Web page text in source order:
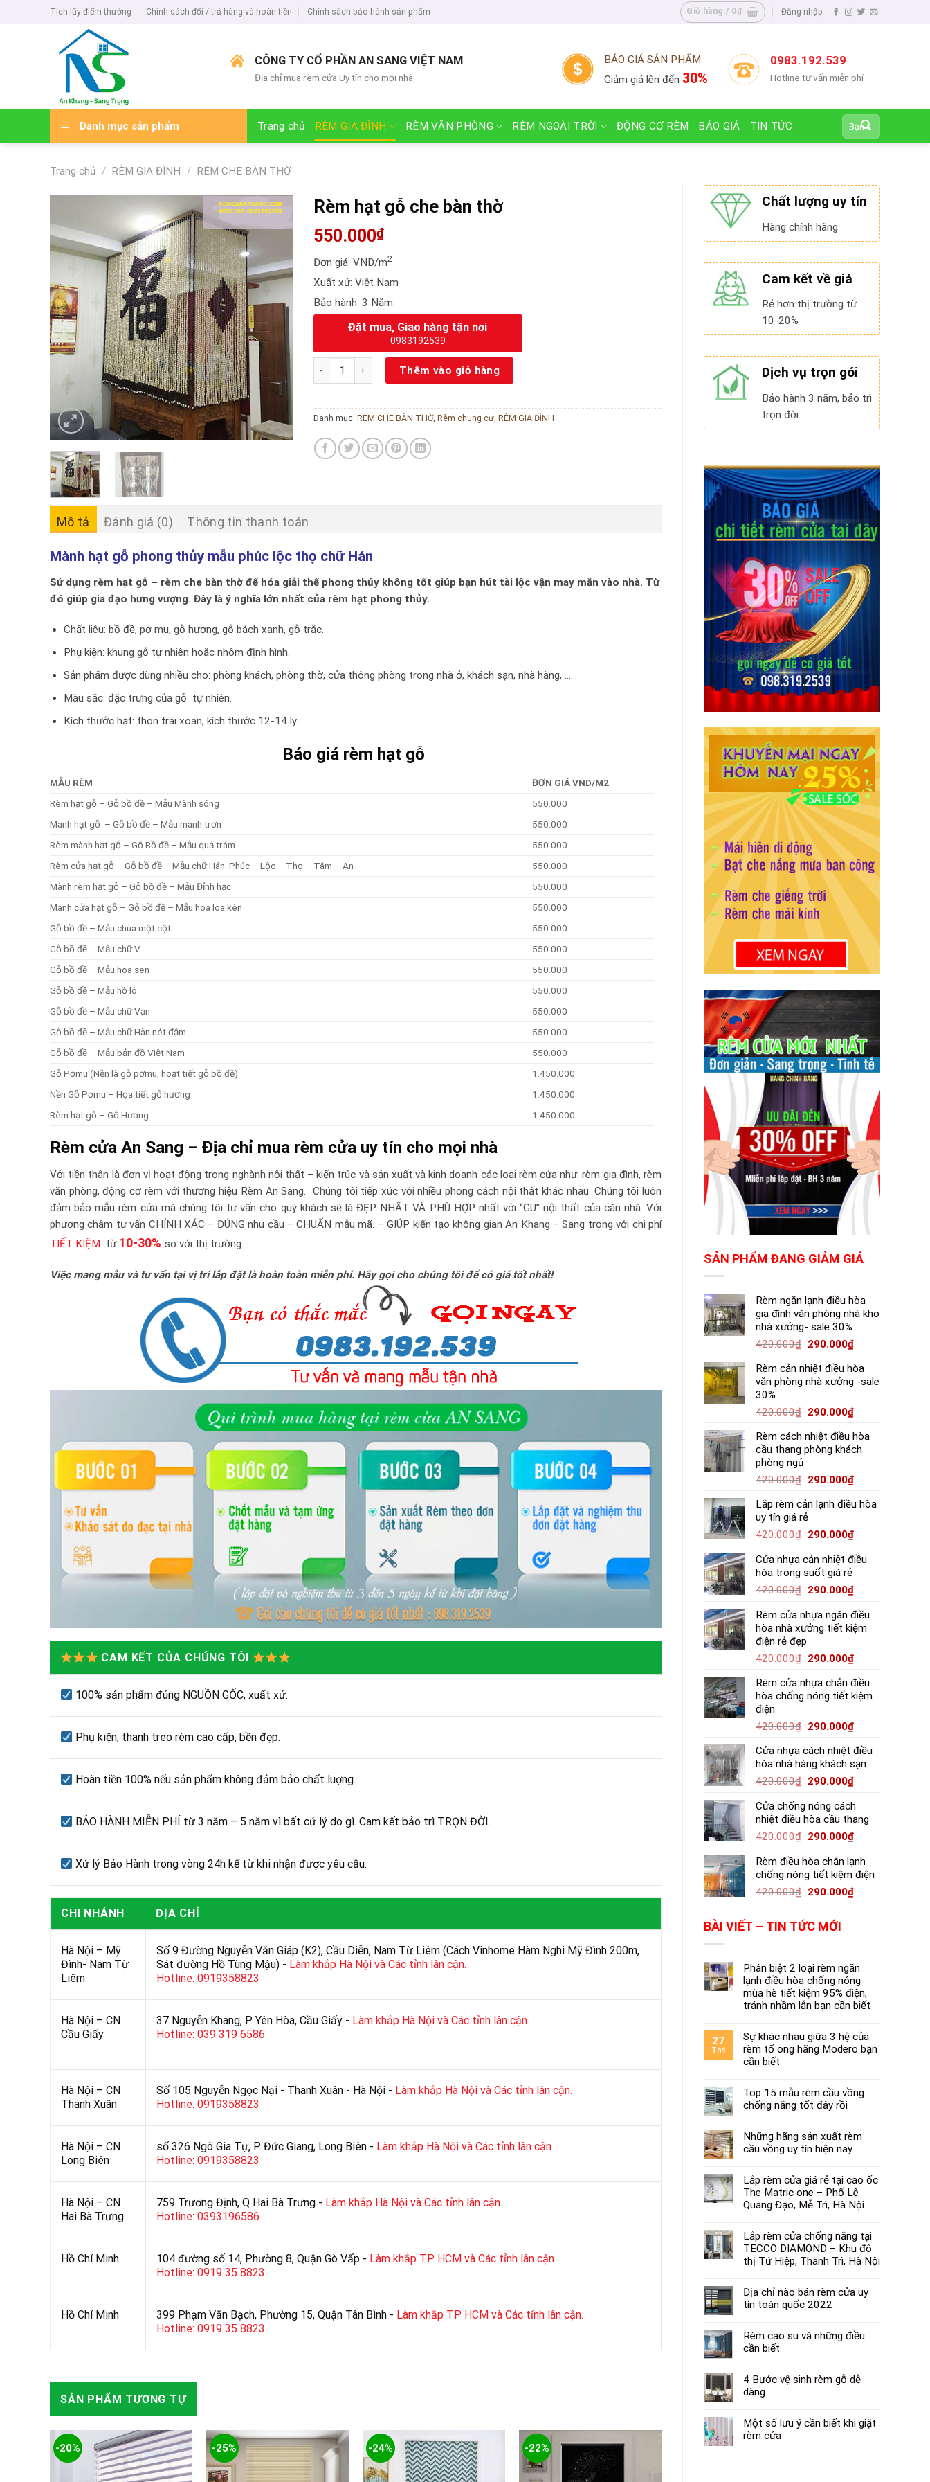
Tích lũy điểm thưởng Chính sách đổi / trả hàng và hoàn tiền Chính sách bảo hành sản phẩm Giỏ hàng / 0₫ Đăng nhập
CÔNG TY CỔ PHẦN AN SANG VIỆT NAM
Địa chỉ mua rèm cửa Uy tín cho mọi nhà.
BÁO GIÁ SẢN PHẨM
Giảm giá lên đến 30%
0983.192.539
Hotline tư vấn miễn phí
Danh mục sản phẩm Trang chủ RÈM GIA ĐÌNH RÈM VĂN PHÒNG RÈM NGOÀI TRỜI ĐỘNG CƠ RÈM BÁO GIÁ TIN TỨC
Tìm
kiếm:
Trang chủ / RÈM GIA ĐÌNH / RÈM CHE BÀN THỜ
Chất lượng uy tín
Hàng chính hãng
Cam kết về giá
Rẻ hơn thị trường từ
10-20%
Dịch vụ trọn gói
Bảo hành 3 năm, bảo trì
trọn đời.
SẢN PHẨM ĐANG GIẢM GIÁ
Rèm ngăn lạnh điều hòa
gia đình văn phòng nhà kho
nhà xưởng- sale 30%
420.000₫ 290.000₫
Rèm cản nhiệt điều hòa
văn phòng nhà xưởng -sale
30%
420.000₫ 290.000₫
Rèm cách nhiệt điều hòa
cầu thang phòng khách
phòng ngủ
420.000₫ 290.000₫
Lắp rèm cản lạnh điều hòa
uy tín giá rẻ
420.000₫ 290.000₫
Cửa nhựa cản nhiệt điều
hòa trong suốt giá rẻ
420.000₫ 290.000₫
Rèm cửa nhựa ngăn điều
hòa nhà xưởng tiết kiệm
điện rẻ đẹp
420.000₫ 290.000₫
Rèm cửa nhựa chắn điều
hòa chống nóng tiết kiệm
điện
420.000₫ 290.000₫
Cửa nhựa cách nhiệt điều
hòa nhà hàng khách sạn
420.000₫ 290.000₫
Cửa chống nóng cách
nhiệt điều hòa cầu thang
420.000₫ 290.000₫
Rèm điều hòa chắn lạnh
chống nóng tiết kiệm điện
420.000₫ 290.000₫
BÀI VIẾT – TIN TỨC MỚI
Phân biệt 2 loại rèm ngăn
lạnh điều hòa chống nóng
mùa hè tiết kiệm 95% điện,
tránh nhầm lẫn bạn cần biết
27
Th4
Sự khác nhau giữa 3 hệ của
rèm tổ ong hãng Modero bạn
cần biết
Top 15 mẫu rèm cầu vồng
chống nắng tốt đây rồi
Những hãng sản xuất rèm
cầu vồng uy tín hiện nay
Lắp rèm cửa giá rẻ tại cao ốc
The Matric one – Phố Lê
Quang Đạo, Mễ Trì, Hà Nội
Lắp rèm cửa chống nắng tại
TECCO DIAMOND – Khu đô
thị Tứ Hiệp, Thanh Trì, Hà Nội
Địa chỉ nào bán rèm cửa uy
tín toàn quốc 2022
Rèm cao su và những điều
cần biết
4 Bước vệ sinh rèm gỗ dễ
dàng
Một số lưu ý cần biết khi giặt
rèm cửa
Rèm hạt gỗ che bàn thờ
550.000₫
Đơn giá: VND/m2
Xuất xứ: Việt Nam
Bảo hành: 3 Năm
Đặt mua, Giao hàng tận nơi
0983192539
Rèm hạt gỗ che bàn thờ số lượng
Thêm vào giỏ hàng
Danh mục: RÈM CHE BÀN THỜ, Rèm chung cư, RÈM GIA ĐÌNH
Mô tả Đánh giá (0) Thông tin thanh toán
Mành hạt gỗ phong thủy mẫu phúc lộc thọ chữ Hán
Sử dụng rèm hạt gỗ – rèm che bàn thờ để hóa giải thế phong thủy không tốt giúp bạn hút tài lộc vận may mắn vào nhà. Từ
đó giúp gia đạo hưng vượng. Đây là ý nghĩa lớn nhất của rèm hạt phong thủy.
Chất liêu: bồ đề, pơ mu, gỗ hương, gỗ bách xanh, gỗ trắc.
Phụ kiện: khung gỗ tự nhiên hoặc nhôm định hình.
Sản phẩm được dùng nhiều cho: phòng khách, phòng thờ, cửa thông phòng trong nhà ở, khách sạn, nhà hàng, ……
Màu sắc: đặc trưng của gỗ tự nhiên.
Kích thước hạt: thon trái xoan, kích thước 12-14 ly.
Báo giá rèm hạt gỗ
MẪU RÈM
ĐƠN GIÁ VND/M2
Rèm hạt gỗ – Gỗ bồ đề – Mẫu Mành sóng
550.000
Mành hạt gỗ – Gỗ bồ đề – Mẫu mành trơn
550.000
Rèm mành hạt gỗ – Gỗ Bồ đề – Mẫu quả trám
550.000
Rèm cửa hạt gỗ – Gỗ bồ đề – Mẫu chữ Hán: Phúc – Lộc – Thọ – Tâm – An
550.000
Mành rèm hạt gỗ – Gỗ bồ đề – Mẫu Đỉnh hạc
550.000
Mành cửa hạt gỗ – Gỗ bồ đề – Mẫu hoa loa kèn
550.000
Gỗ bồ đề – Mẫu chùa một cột
550.000
Gỗ bồ đề – Mẫu chữ V
550.000
Gỗ bồ đề – Mẫu hoa sen
550.000
Gỗ bồ đề – Mẫu hồ lô
550.000
Gỗ bồ đề – Mẫu chữ Vạn
550.000
Gỗ bồ đề – Mẫu chữ Hàn nét đậm
550.000
Gỗ bồ đề – Mẫu bản đồ Việt Nam
550.000
Gỗ Pơmu (Nền là gỗ pơmu, hoạt tiết gỗ bồ đề)
1.450.000
Nền Gỗ Pơmu – Họa tiết gỗ hương
1.450.000
Rèm hạt gỗ – Gỗ Hương
1.450.000
Rèm cửa An Sang – Địa chỉ mua rèm cửa uy tín cho mọi nhà
Với tiền thân là đơn vị hoạt động trong nghành nội thất – kiến trúc và sản xuất và kinh doanh các loại rèm cửa như: rèm gia đình, rèm
văn phòng, động cơ rèm với thương hiệu Rèm An Sang. Chúng tôi tiếp xúc với nhiều phong cách nội thất khác nhau. Chúng tôi luôn
đảm bảo mẫu rèm cửa mà chúng tôi tư vấn cho quý khách sẽ là ĐẸP NHẤT VÀ PHÙ HỢP nhất với “GU” nội thất của căn nhà. Với
phương châm tư vấn CHÍNH XÁC – ĐÚNG nhu cầu – CHUẨN mẫu mã. – GIÚP kiến tạo không gian An Khang – Sang trọng với chi phí
TIẾT KIỆM từ 10-30% so với thị trường.
Việc mang mẫu và tư vấn tại vị trí lắp đặt là hoàn toàn miễn phí. Hãy gọi cho chúng tôi để có giá tốt nhất!
CAM KẾT CỦA CHÚNG TÔI
100% sản phẩm đúng NGUỒN GỐC, xuất xứ.
Phụ kiện, thanh treo rèm cao cấp, bền đẹp.
Hoàn tiền 100% nếu sản phẩm không đảm bảo chất luợng.
BẢO HÀNH MIỄN PHÍ từ 3 năm – 5 năm vì bất cứ lý do gì. Cam kết bảo trì TRỌN ĐỜI.
Xử lý Bảo Hành trong vòng 24h kể từ khi nhận được yêu cầu.
CHI NHÁNH ĐỊA CHỈ
Hà Nội – Mỹ
Đình- Nam Từ
Liêm
Số 9 Đường Nguyễn Văn Giáp (K2), Cầu Diễn, Nam Từ Liêm (Cách Vinhome Hàm Nghi Mỹ Đình 200m,
Sát đường Hồ Tùng Mậu) - Làm khắp Hà Nội và Các tỉnh lân cận.
Hotline: 0919358823
Hà Nội – CN
Cầu Giấy
37 Nguyễn Khang, P. Yên Hòa, Cầu Giấy - Làm khắp Hà Nội và Các tỉnh lân cận.
Hotline: 039 319 6586
Hà Nội – CN
Thanh Xuân
Số 105 Nguyễn Ngọc Nại - Thanh Xuân - Hà Nội - Làm khắp Hà Nội và Các tỉnh lân cận.
Hotline: 0919358823
Hà Nội – CN
Long Biên
số 326 Ngô Gia Tự, P. Đức Giang, Long Biên - Làm khắp Hà Nội và Các tỉnh lân cận.
Hotline: 0919358823
Hà Nội – CN
Hai Bà Trưng
759 Trương Định, Q Hai Bà Trưng - Làm khắp Hà Nội và Các tỉnh lân cận.
Hotline: 0393196586
Hồ Chí Minh 104 đường số 14, Phường 8, Quận Gò Vấp - Làm khắp TP HCM và Các tỉnh lân cận.
Hotline: 0919 35 8823
Hồ Chí Minh 399 Phạm Văn Bạch, Phường 15, Quận Tân Bình - Làm khắp TP HCM và Các tỉnh lân cận.
Hotline: 0919 35 8823
SẢN PHẨM TƯƠNG TỰ
-20% -25% -24% -22%